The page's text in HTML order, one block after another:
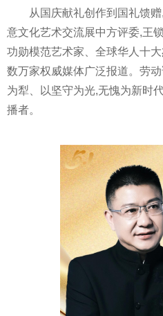
从国庆献礼创作到国礼馈
意文化艺术交流展中方评委,王
功勋模范艺术家、全球华人十
数万家权威媒体广泛报道。劳
为犁、以坚守为光,无愧为新时
播者。